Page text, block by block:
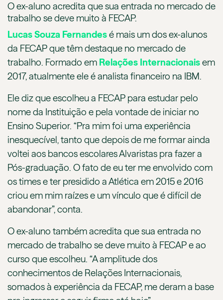
O ex-aluno acredita que sua entrada no mercado de
trabalho se deve muito à FECAP.
Lucas Souza Fernandesé mais um dos ex-alunos
da FECAP que têm destaque no mercado de
trabalho. Formado em Relações Internacionaisem
2017, atualmente ele é analista financeiro na IBM.
Ele diz que escolheu a FECAP para estudar pelo
nome da Instituição e pela vontade de iniciar no
Ensino Superior. “Pra mim foi uma experiência
inesquecível, tanto que depois de me formar ainda
voltei aos bancos escolares Alvaristas pra fazer a
Pós-graduação. O fato de eu ter me envolvido com
os times e ter presidido a Atlética em 2015 e 2016
criou em mim raízes e um vínculo que é difícil de
abandonar”, conta.
O ex-aluno também acredita que sua entrada no
mercado de trabalho se deve muito à FECAP e ao
curso que escolheu. “A amplitude dos
conhecimentos de Relações Internacionais,
somados à experiência da FECAP, me deram a base